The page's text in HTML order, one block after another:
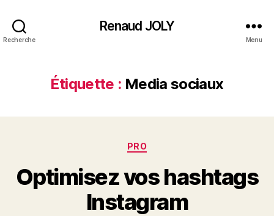
Recherche
Renaud JOLY
Menu
Étiquette : Media sociaux
Catégories
PRO
Optimisez vos hashtags
Instagram